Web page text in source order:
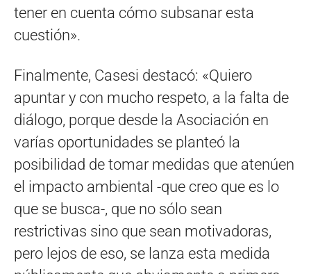
tener en cuenta cómo subsanar esta
cuestión».
Finalmente, Casesi destacó: «Quiero
apuntar y con mucho respeto, a la falta de
diálogo, porque desde la Asociación en
varías oportunidades se planteó la
posibilidad de tomar medidas que atenúen
el impacto ambiental -que creo que es lo
que se busca-, que no sólo sean
restrictivas sino que sean motivadoras,
pero lejos de eso, se lanza esta medida